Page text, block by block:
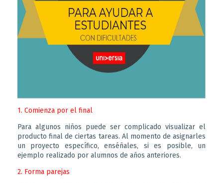
1. Comienza por el final
Para algunos niños puede ser complicado visualizar el
producto final de ciertas tareas. Al momento de asignarles
un proyecto específico, enséñales, si es posible, un
ejemplo realizado por alumnos de años anteriores.
2. Forma parejas